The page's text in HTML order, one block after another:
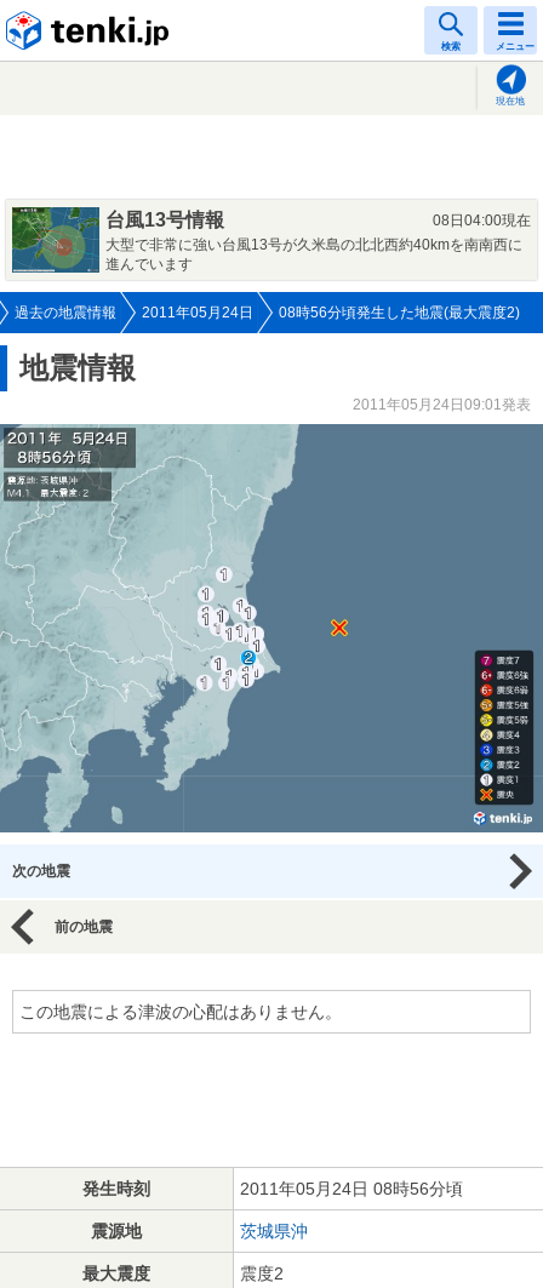
検索 メニュー
現在地
台風13号情報
08日04:00現在
大型で非常に強い台風13号が久米島の北北西約40kmを南南西に
進んでいます
過去の地震情報 2011年05月24日 08時56分頃発生した地震(最大震度2)
地震情報
2011年05月24日09:01発表
次の地震
前の地震
この地震による津波の心配はありません。
発生時刻 2011年05月24日 08時56分頃
震源地 茨城県沖
最大震度 震度2